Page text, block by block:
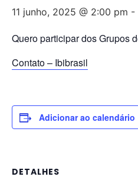
11 junho, 2025 @ 2:00 pm -
Quero participar dos Grupos
Contato – Ibibrasil
Adicionar ao calendário
DETALHES